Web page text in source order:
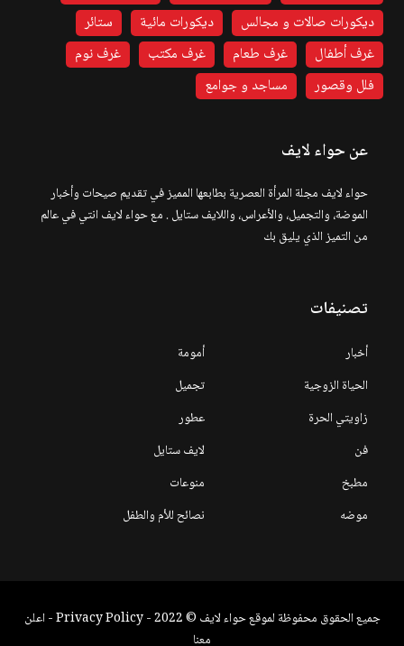
ديكورات صالات و مجالس
ديكورات مائية
ستائر
غرف أطفال
غرف طعام غرف مكتب
غرف نوم
فلل وقصور
مساجد و جوامع
عن حواء لايف
حواء لايف مجلة المرأة العصرية بطابعها المميز في تقديم صيحات وأخبار
الموضة، والتجميل، والأعراس، واللايف ستايل . مع حواء لايف انتي في عالم
من التميز الذي يليق بك
تصنيفات
أخبار
أمومة
الحياة الزوجية
تجميل
زاويتي الحرة
عطور
فن
لايف ستايل
مطبخ
منوعات
موضه
نصائح للأم والطفل
جميع الحقوق محفوظة لموقع حواء لايف © 2022 - Privacy Policy
- اعلن
معنا